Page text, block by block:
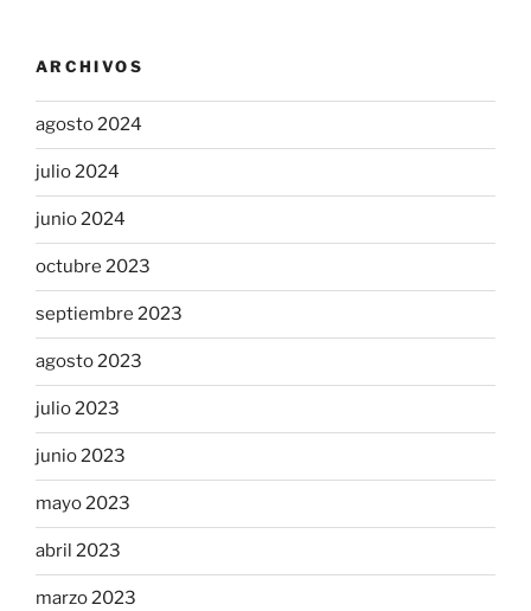
ARCHIVOS
agosto 2024
julio 2024
junio 2024
octubre 2023
septiembre 2023
agosto 2023
julio 2023
junio 2023
mayo 2023
abril 2023
marzo 2023